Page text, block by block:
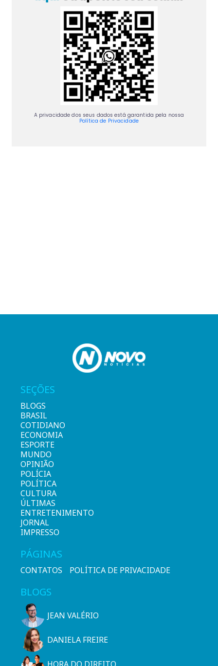
A privacidade dos seus dados está garantida pela nossa
Política de Privacidade
SEÇÕES
BLOGS
BRASIL
COTIDIANO
ECONOMIA
ESPORTE
MUNDO
OPINIÃO
POLÍCIA
POLÍTICA
CULTURA
ÚLTIMAS
ENTRETENIMENTO
JORNAL
IMPRESSO
PÁGINAS
CONTATOS POLÍTICA DE PRIVACIDADE
BLOGS
JEAN VALÉRIO
DANIELA FREIRE